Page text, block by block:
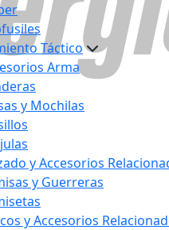
Táctico
Arma
y Mochilas
y Accesorios
y Guerreras
y Accesorios